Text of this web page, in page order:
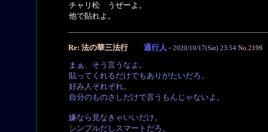
チャリ松 うぜーよ。
他で貼れよ。
Re: 法の華三法行 通行人 - 2020/10/17(Sat) 23:54 No.2199
まぁ、そう言うなよ。
貼ってくれるだけでもありがたいだろ。
好み人それぞれ。
自分のものさしだけで言うもんじゃないよ。
嫌なら見なきゃいいだけ。
シンプルだしスマートだろ。